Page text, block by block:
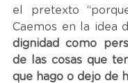
el pretexto
Caemos en la idea
dignidad como
de las cosas que
que hago o dejo de